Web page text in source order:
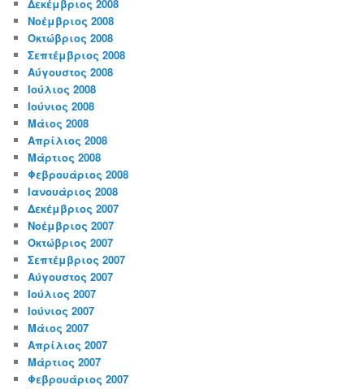
Δεκέμβριος 2008
Νοέμβριος 2008
Οκτώβριος 2008
Σεπτέμβριος 2008
Αύγουστος 2008
Ιούλιος 2008
Ιούνιος 2008
Μάιος 2008
Απρίλιος 2008
Μάρτιος 2008
Φεβρουάριος 2008
Ιανουάριος 2008
Δεκέμβριος 2007
Νοέμβριος 2007
Οκτώβριος 2007
Σεπτέμβριος 2007
Αύγουστος 2007
Ιούλιος 2007
Ιούνιος 2007
Μάιος 2007
Απρίλιος 2007
Μάρτιος 2007
Φεβρουάριος 2007